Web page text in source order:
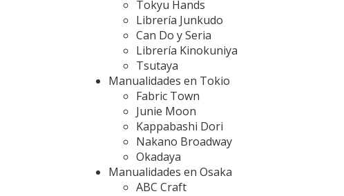
Tokyu Hands
Librería Junkudo
Can Do y Seria
Librería Kinokuniya
Tsutaya
Manualidades en Tokio
Fabric Town
Junie Moon
Kappabashi Dori
Nakano Broadway
Okadaya
Manualidades en Osaka
ABC Craft